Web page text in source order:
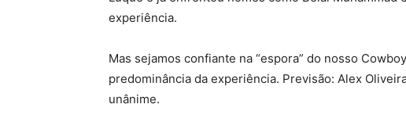
experiência.
Mas sejamos confiante na “espora” do nosso
predominância da experiência. Previsão: Alex
unânime.